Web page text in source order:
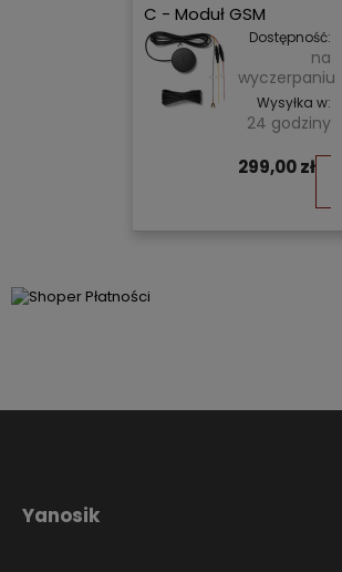
C - Moduł GSM
Dostępność:
na
wyczerpaniu
Wysyłka w:
24 godziny
299,00 zł
Yanosik